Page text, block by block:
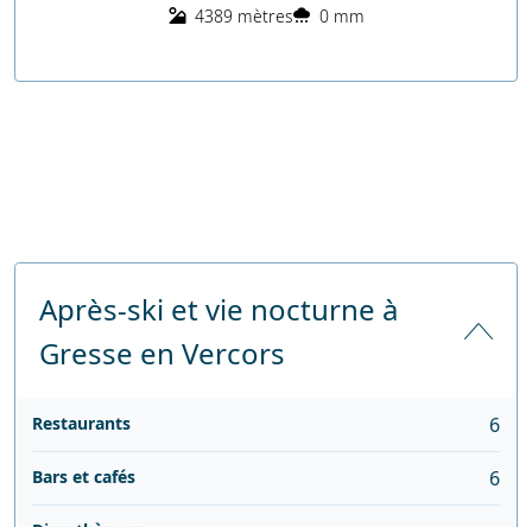
4389 mètres 0 mm
Après-ski et vie nocturne à
Gresse en Vercors
Restaurants 6
Bars et cafés 6